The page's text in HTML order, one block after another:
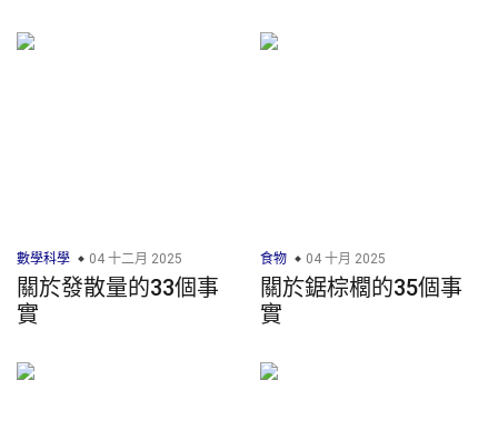
數學科學 04 十二月 2025
關於發散量的33個事
實
食物 04 十月 2025
關於鋸棕櫚的35個事
實